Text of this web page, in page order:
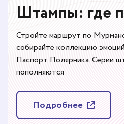
Штампы: где
Стройте маршрут по
собирайте коллекцию
Паспорт Полярника. Серии
пополняются
Подробнее